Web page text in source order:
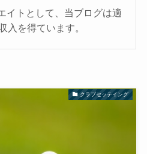
イトとして、当ブログは適
入を得ています。
クラブセッテイング